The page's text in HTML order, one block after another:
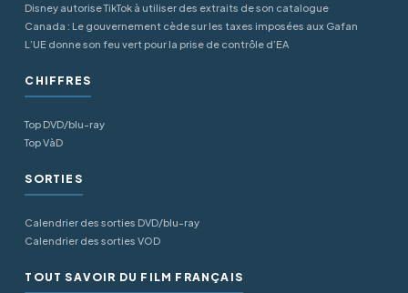
Disney autorise TikTok à utiliser des extraits de son catalogue
Canada : Le gouvernement cède sur les taxes imposées aux Gafan
L’UE donne son feu vert pour la prise de contrôle d’EA
CHIFFRES
Top DVD/blu-ray
Top VàD
SORTIES
Calendrier des sorties DVD/blu-ray
Calendrier des sorties VOD
TOUT SAVOIR DU FILM FRANÇAIS